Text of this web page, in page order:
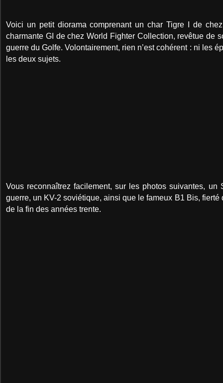
Voici un petit diorama comprenant un char Tigre I de
charmante GI de chez World Fighter Collection, revêtue de
guerre du Golfe. Volontairement, rien n’est cohérent : ni les
les deux sujets.
Vous reconnaîtrez facilement, sur les photos suivantes, un
guerre, un KV-2 soviétique, ainsi que le fameux B1 Bis,
de la fin des années trente.